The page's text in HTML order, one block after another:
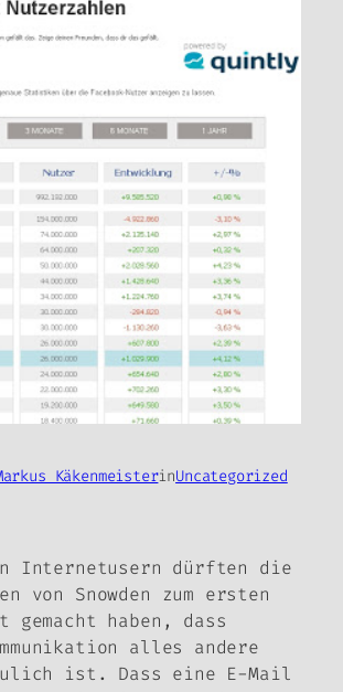
KäkenmeisterinUncategorized
Internetusern dürften die
von Snowden zum ersten
gemacht haben, dass
alles andere
ist. Dass eine E-Mail